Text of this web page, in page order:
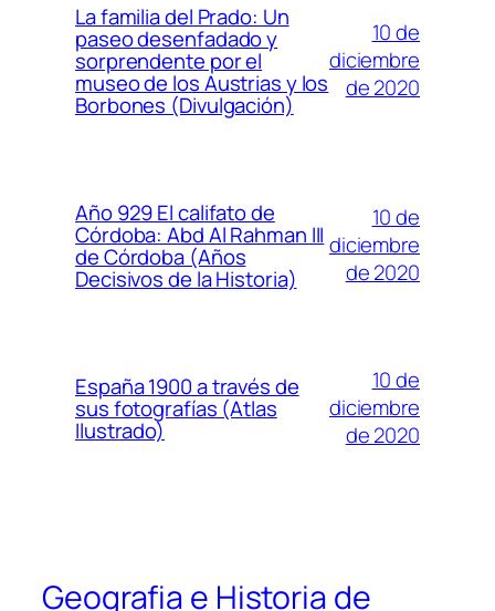
La familia del Prado: Un
paseo desenfadado y
sorprendente por el
museo de los Austrias y los
Borbones (Divulgación)
10 de
diciembre
de 2020
Año 929 El califato de
Córdoba: Abd Al Rahman III
de Córdoba (Años
Decisivos de la Historia)
10 de
diciembre
de 2020
España 1900 a través de
sus fotografías (Atlas
Ilustrado)
10 de
diciembre
de 2020
Geografia e Historia de